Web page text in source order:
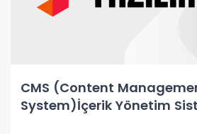
CMS (Content
System)İçerik Yönetim